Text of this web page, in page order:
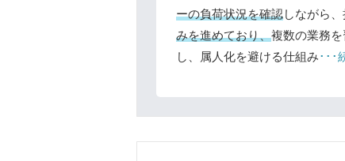
ーの負荷状況を確認しながら
みを進めており、複数の業務
し、属人化を避ける仕組み･･･